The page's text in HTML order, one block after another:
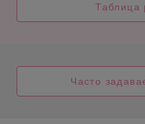
Таблица
Часто